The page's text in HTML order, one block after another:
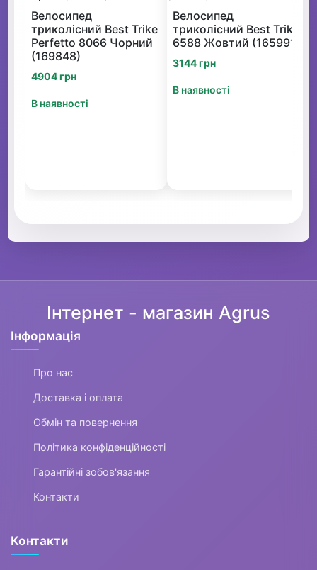
Велосипед
триколісний Best Trike
Perfetto 8066 Чорний
(169848)
4904 грн
В наявності
Велосипед
триколісний Best Trike
6588 Жовтий (165991)
3144 грн
В наявності
Інтернет - магазин Agrus
Інформація
Про нас
Доставка і оплата
Обмін та повернення
Політика конфіденційності
Гарантійні зобов'язання
Контакти
Контакти